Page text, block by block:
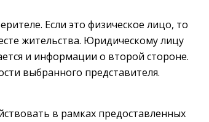
Если это физическое лицо, то
жительства. Юридическому лицу
и информации о второй стороне.
выбранного представителя.
в рамках предоставленных